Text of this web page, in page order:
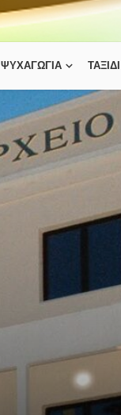
ΨΥΧΑΓΩΓΙΑ ΤΑΞΙΔΙ